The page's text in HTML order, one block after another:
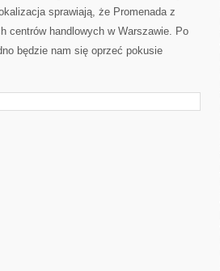
sprawiają, że ⁤Promenada ⁢z
centrów handlowych ‌w Warszawie. ⁣Po‌
będzie nam ⁢się oprzeć pokusie